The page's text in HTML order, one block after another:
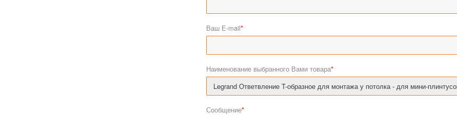
Ваш E-mail*
Наименование выбранного Вами товара*
Сообщение*